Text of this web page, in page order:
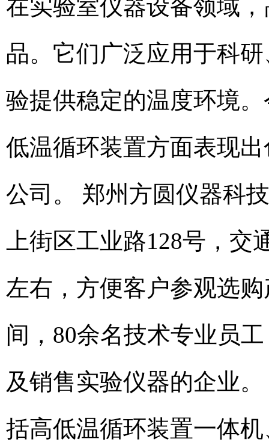
在实验室仪器设备领域
品。它们广泛应用于科
验提供稳定的温度环境
低温循环装置方面表现
公司。 郑州方圆仪器科
上街区工业路128号，
左右，方便客户参观选
间，80余名技术专业员
及销售实验仪器的企业
括高低温循环装置一体